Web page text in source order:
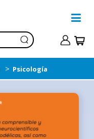
> Psicología